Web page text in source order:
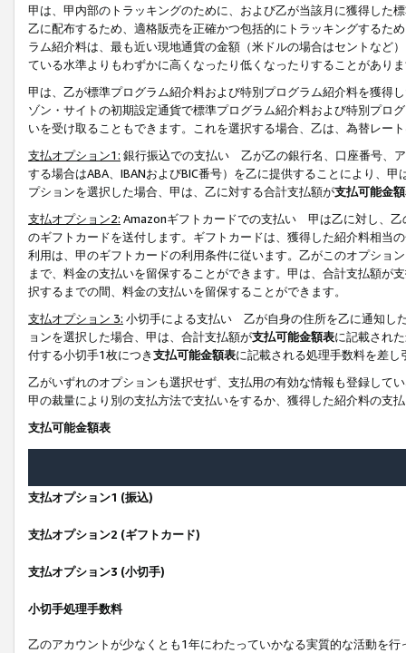
甲は、甲内部のトラッキングのために、および乙が当該月に獲得した
乙に配布するため、適格販売を正確かつ包括的にトラッキングするた
ラム紹介料は、最も近い現地通貨の金額（米ドルの場合はセントなど
ている水準よりもわずかに高くなったり低くなったりすることがあり
甲は、乙が標準プログラム紹介料および特別プログラム紹介料を獲得
ゾン・サイトの初期設定通貨で標準プログラム紹介料および特別プロ
いを受け取ることもできます。これを選択する場合、乙は、為替レー
支払オプション1: 銀行振込での支払い 乙が乙の銀行名、口座番号、
する場合はABA、IBANおよびBIC番号）を乙に提供することにより、
プションを選択した場合、甲は、乙に対する合計支払額が支払可能金
支払オプション2: Amazonギフトカードでの支払い 甲は乙に対し、乙
のギフトカードを送付します。ギフトカードは、獲得した紹介料相当
利用は、甲のギフトカードの利用条件に従います。乙がこのオプショ
まで、料金の支払いを留保することができます。甲は、合計支払額が
択するまでの間、料金の支払いを留保することができます。
支払オプション 3: 小切手による支払い 乙が自身の住所を乙に通知し
ョンを選択した場合、甲は、合計支払額が支払可能金額表に記載され
付する小切手1枚につき支払可能金額表に記載される処理手数料を差し
乙がいずれのオプションも選択せず、支払用の有効な情報も登録して
甲の裁量により別の支払方法で支払いをするか、獲得した紹介料の支
支払可能金額表
支払オプション1 (振込)
支払オプション2 (ギフトカード)
支払オプション3 (小切手)
小切手処理手数料
乙のアカウントが少なくとも1年にわたっていかなる実質的な活動を